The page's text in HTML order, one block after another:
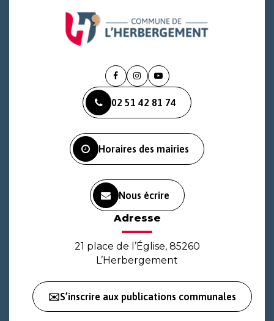
Lien
le
compte
Lien
le
compte
Lien
la
chaîne
02 51 42 81 74
Horaires des mairies
Nous écrire
Adresse
21 place de l’Église, 85260
L’Herbergement
✉️S’inscrire aux publications communales